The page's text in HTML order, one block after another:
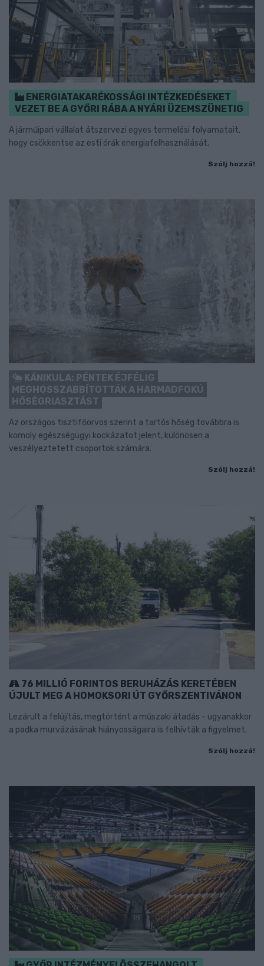
ENERGIATAKARÉKOSSÁGI INTÉZKEDÉSEKET
VEZET BE A GYŐRI RÁBA A NYÁRI ÜZEMSZÜNETIG
A járműipari vállalat átszervezi egyes termelési folyamatait,
hogy csökkentse az esti órák energiafelhasználását.
Szólj hozzá!
KÁNIKULA: PÉNTEK ÉJFÉLIG
MEGHOSSZABBÍTOTTÁK A HARMADFOKÚ
HŐSÉGRIASZTÁST
Az országos tisztifőorvos szerint a tartós hőség továbbra is
komoly egészségügyi kockázatot jelent, különösen a
veszélyeztetett csoportok számára.
Szólj hozzá!
76 MILLIÓ FORINTOS BERUHÁZÁS KERETÉBEN
ÚJULT MEG A HOMOKSORI ÚT GYŐRSZENTIVÁNON
Lezárult a felújítás, megtörtént a műszaki átadás - ugyanakkor
a padka murvázásának hiányosságaira is felhívták a figyelmet.
Szólj hozzá!